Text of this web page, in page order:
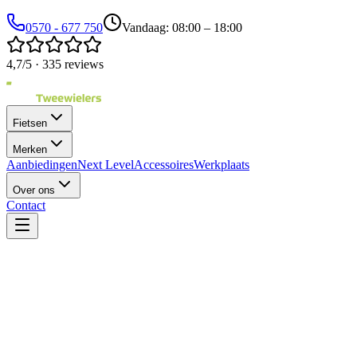
0570 - 677 750 Vandaag: 08:00 – 18:00
4,7/5 · 335 reviews
Fietsen
Merken
AanbiedingenNext LevelAccessoiresWerkplaats
Over ons
Contact